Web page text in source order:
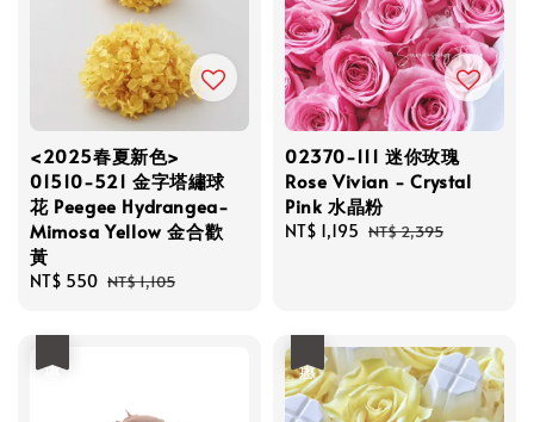
<2025春夏新色>
01510-521 金字塔繡球
花 Peegee Hydrangea-
Mimosa Yellow 金合歡
黃
Sale
NT$ 550 Regular
NT$ 1,105
02370-111 迷你玫瑰
Rose Vivian - Crystal
Pink 水晶粉
Sale
NT$ 1,195 Regular
NT$ 2,395